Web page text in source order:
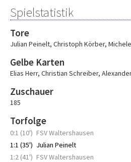
Spielstatistik
Tore
Julian Peinelt, Christoph Körber,
Gelbe Karten
Elias Herr, Christian Schreiber,
Zuschauer
185
Torfolge
0:1 (10') FSV Waltershausen
1:1 (35') Julian Peinelt
1:2 (41') FSV Waltershausen